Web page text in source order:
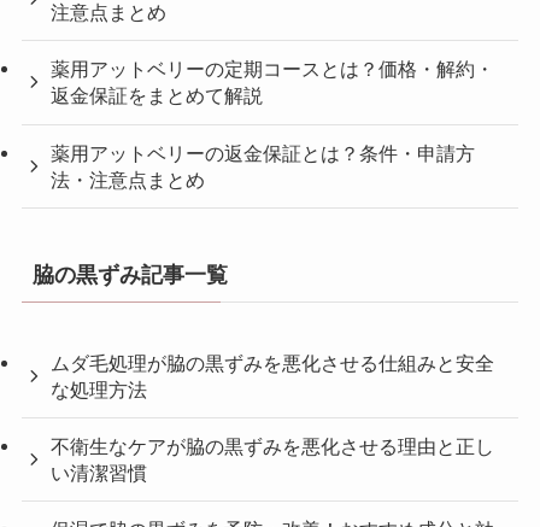
注意点まとめ
薬用アットベリーの定期コースとは？価格・解約・
返金保証をまとめて解説
薬用アットベリーの返金保証とは？条件・申請方
法・注意点まとめ
脇の黒ずみ記事一覧
ムダ毛処理が脇の黒ずみを悪化させる仕組みと安全
な処理方法
不衛生なケアが脇の黒ずみを悪化させる理由と正し
い清潔習慣